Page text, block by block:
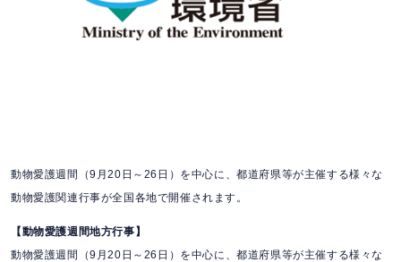
動物愛護週間（9月20日～26日）を中心に、都道府県等が主催する様々な
動物愛護関連行事が全国各地で開催されます。
【動物愛護週間地方行事】
動物愛護週間（9月20日～26日）を中心に、都道府県等が主催する様々な